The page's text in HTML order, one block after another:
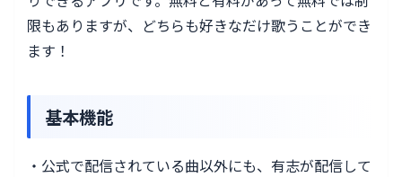
限もありますが、どちらも好きなだけ歌うことができ
ます！
基本機能
・公式で配信されている曲以外にも、有志が配信して